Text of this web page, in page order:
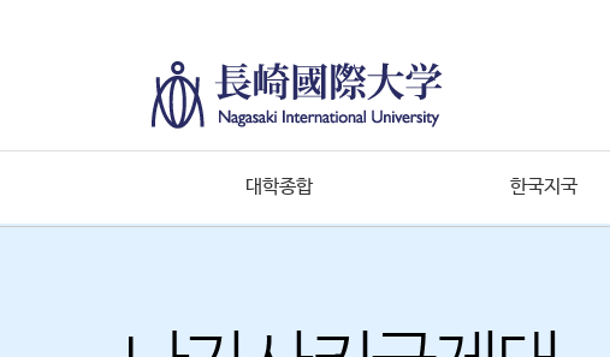
대학종합 한국지국